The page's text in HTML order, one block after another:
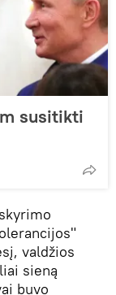
susitikti
valdžios
sieną
buvo